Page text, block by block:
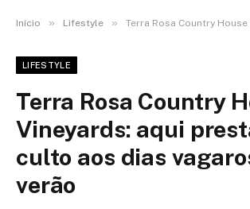
Início » Lifestyle » Terra Rosa Country House & Vineyards: aqui presta-
LIFESTYLE
Terra Rosa Country
Vineyards: aqui
culto aos dias
verão